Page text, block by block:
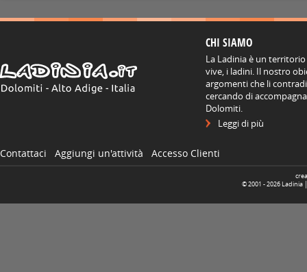
CHI SIAMO
La Ladinia è un
vive, i ladini. Il nostro
argomenti che li
cercando di
Dolomiti.
Leggi di più
Contattaci Aggiungi un'attività Accesso Clienti
© 2001 -2026 Ladinia